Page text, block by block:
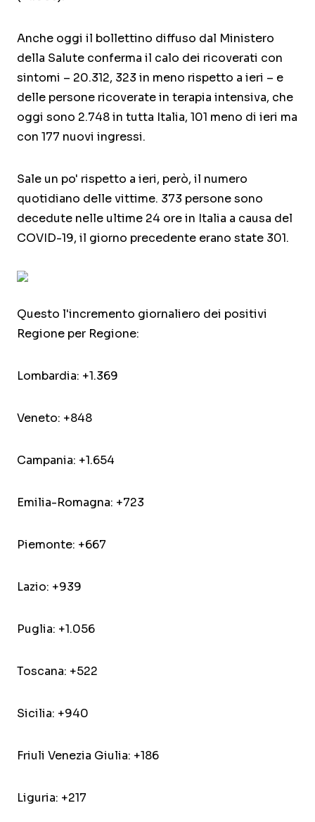
Anche oggi il bollettino diffuso dal Ministero
della Salute conferma il calo dei ricoverati con
sintomi – 20.312, 323 in meno rispetto a ieri – e
delle persone ricoverate in terapia intensiva, che
oggi sono 2.748 in tutta Italia, 101 meno di ieri ma
con 177 nuovi ingressi.
Sale un po' rispetto a ieri, però, il numero
quotidiano delle vittime. 373 persone sono
decedute nelle ultime 24 ore in Italia a causa del
COVID-19, il giorno precedente erano state 301.
Questo l'incremento giornaliero dei positivi
Regione per Regione:
Lombardia: +1.369
Veneto: +848
Campania: +1.654
Emilia-Romagna: +723
Piemonte: +667
Lazio: +939
Puglia: +1.056
Toscana: +522
Sicilia: +940
Friuli Venezia Giulia: +186
Liguria: +217